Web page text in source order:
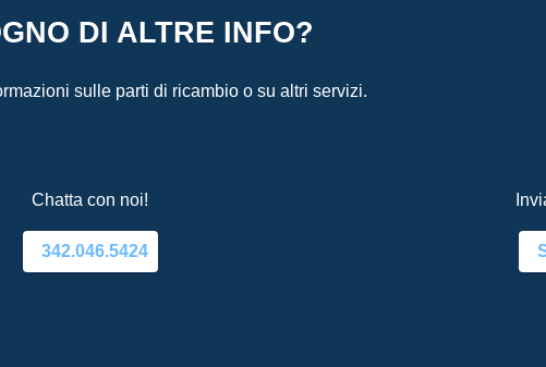
DI ALTRE INFO?
sulle parti di ricambio o su altri servizi.
Chatta con noi!
342.046.5424